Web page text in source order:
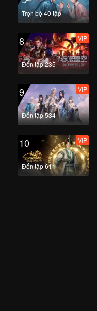
Trọn bộ 40 tập
8
Đến tập 235
VIP
9
Đến tập 534
VIP
10
Đến tập 611
VIP